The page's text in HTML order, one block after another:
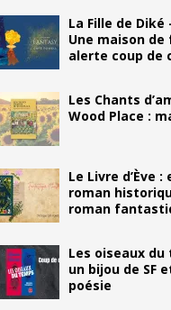
La Fille de Diké
Une maison de
alerte coup de
Les Chants
Wood Place :
Le Livre d’Ève :
roman
roman
Les oiseaux du
un bijou de SF
poésie